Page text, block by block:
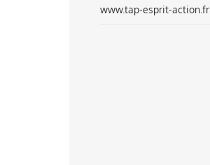
www.tap-esprit-action.fr